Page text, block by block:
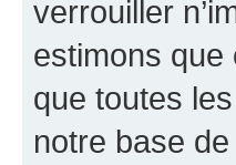
verrouiller
estimons que
que toutes
notre base